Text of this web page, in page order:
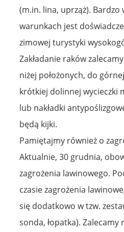
(m.in. lina, uprząż). Bardzo
warunkach jest
zimowej turystyki
Zakładanie raków
niżej położonych, do
krótkiej dolinnej wycieczki
lub nakładki
będą kijki.
Pamiętajmy również o
Aktualnie, 30 grudnia,
zagrożenia lawinowego.
czasie zagrożenia
się dodatkowo w tzw.
sonda, łopatka). Zalecamy